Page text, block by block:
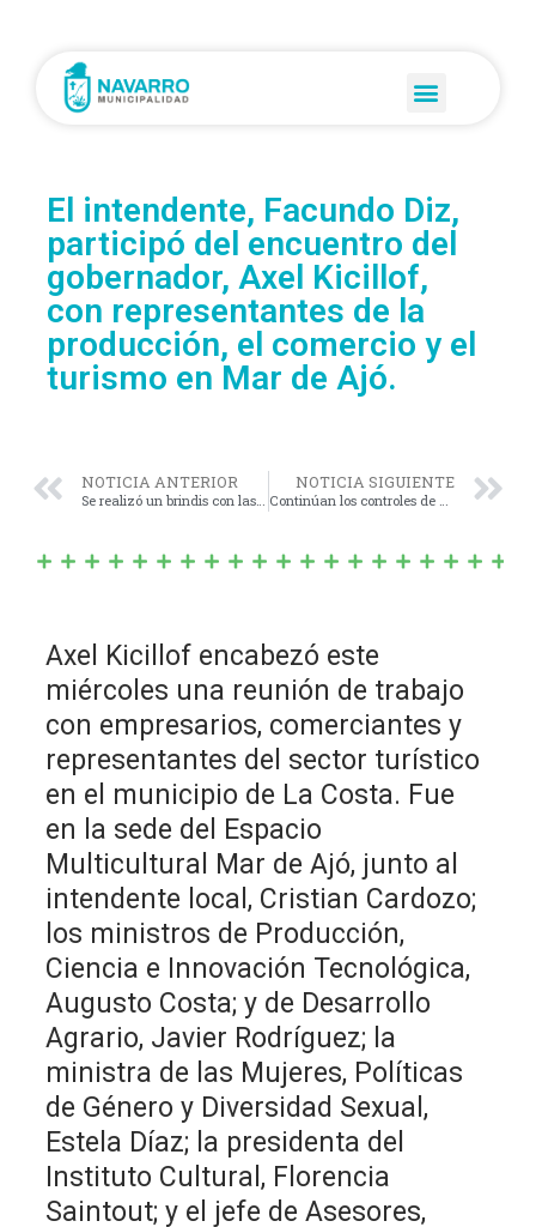
El intendente, Facundo Diz,
participó del encuentro del
gobernador, Axel Kicillof,
con representantes de la
producción, el comercio y el
turismo en Mar de Ajó.
NOTICIA ANTERIOR
Se realizó un brindis con las Instituciones Navarrenses.
NOTICIA SIGUIENTE
Continúan los controles de prevención realizados en conjunto entre la Guardia Urbana municipal y la Policía de la provincia de Buenos Aires.
Axel Kicillof encabezó este
miércoles una reunión de trabajo
con empresarios, comerciantes y
representantes del sector turístico
en el municipio de La Costa. Fue
en la sede del Espacio
Multicultural Mar de Ajó, junto al
intendente local, Cristian Cardozo;
los ministros de Producción,
Ciencia e Innovación Tecnológica,
Augusto Costa; y de Desarrollo
Agrario, Javier Rodríguez; la
ministra de las Mujeres, Políticas
de Género y Diversidad Sexual,
Estela Díaz; la presidenta del
Instituto Cultural, Florencia
Saintout; y el jefe de Asesores,